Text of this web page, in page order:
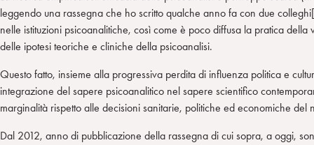
leggendo una rassegna che ho scritto qualche anno fa con due
nelle istituzioni psicoanalitiche, così come è poco diffusa la pratica
delle ipotesi teoriche e cliniche della psicoanalisi.
Questo fatto, insieme alla progressiva perdita di influenza politica e
integrazione del sapere psicoanalitico nel sapere scientifico
marginalità rispetto alle decisioni sanitarie, politiche ed economiche
Dal 2012, anno di pubblicazione della rassegna di cui sopra, a oggi,